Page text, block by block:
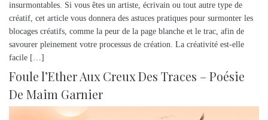
insurmontables. Si vous êtes un artiste, écrivain ou tout autre type de
créatif, cet article vous donnera des astuces pratiques pour surmonter les
blocages créatifs, comme la peur de la page blanche et le trac, afin de
savourer pleinement votre processus de création. La créativité est-elle
facile […]
Foule l’Ether Aux Creux Des Traces – Poésie
De Maim Garnier